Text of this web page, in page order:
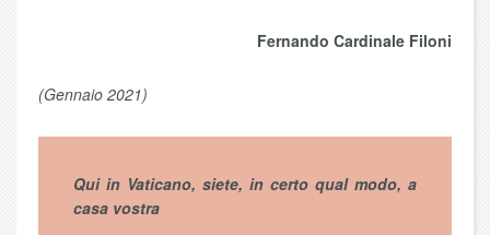
Fernando Cardinale Filoni
(Gennaio 2021)
Qui in Vaticano, siete, in certo qual modo, a
casa vostra